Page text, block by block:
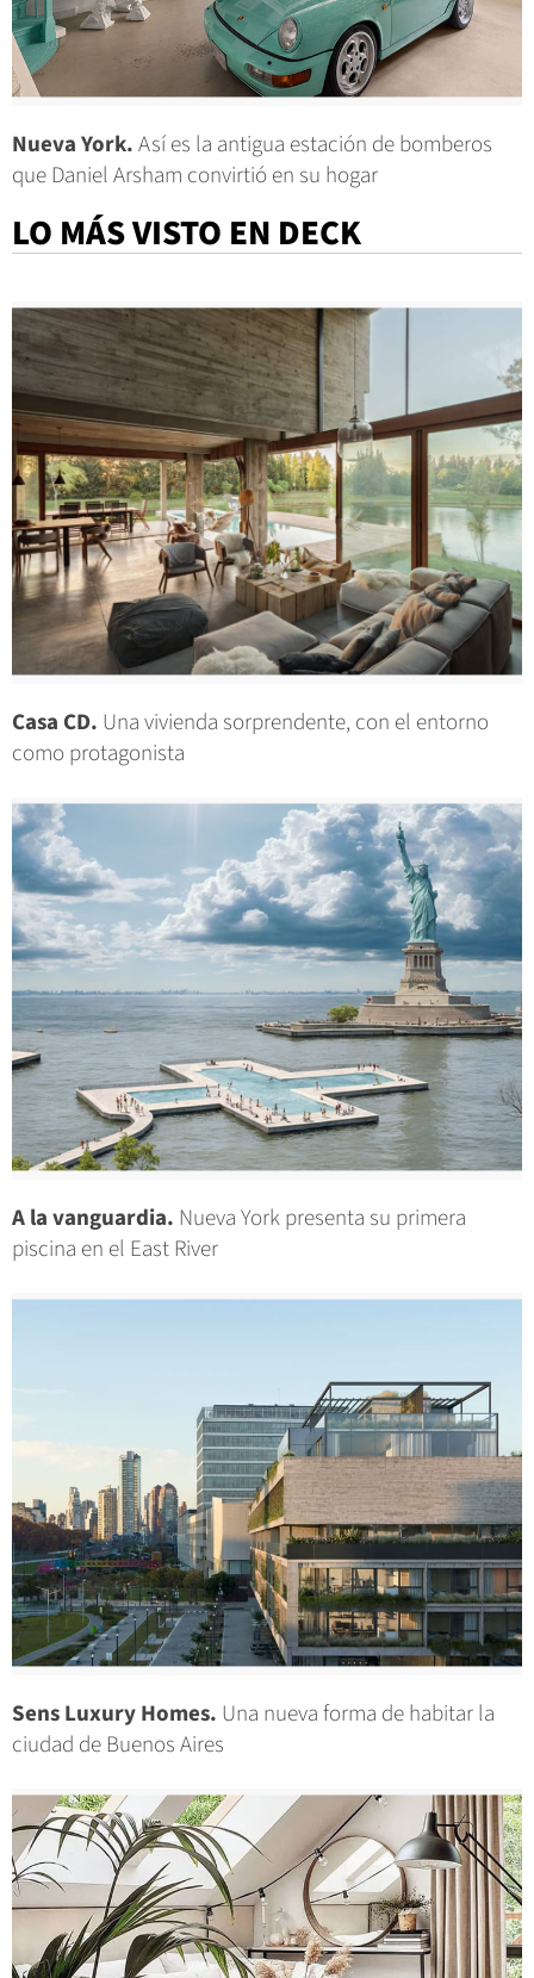
Nueva York.Así es la antigua estación de bomberos
que Daniel Arsham convirtió en su hogar
LO MÁS VISTO EN DECK
Casa CD. Una vivienda sorprendente, con el entorno
como protagonista
A la vanguardia. Nueva York presenta su primera
piscina en el East River
Sens Luxury Homes. Una nueva forma de habitar la
ciudad de Buenos Aires